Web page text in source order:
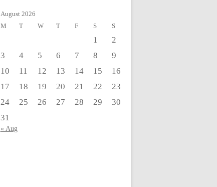
August 2026
M
T W T F S S
1
2
3
4 5 6 7 8
9
10
11 12 13 14 15
16
17
18 19 20 21 22
23
24
25 26 27 28 29
30
31
« Aug